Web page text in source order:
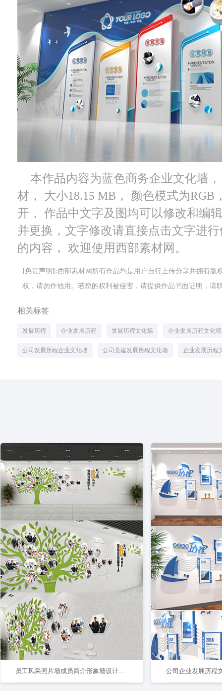
本作品内容为蓝色商务企业文化墙
材， 大小18.15 MB， 颜色模式为RGB
开， 作品中文字及图均可以修改和编
并更换，文字修改请直接点击文字进
的内容， 欢迎使用西部素材网。
[免责声明]:西部素材网所有作品均是用户自行上传分享并拥有
权，请勿作他用。若您的权利被侵害，请提供作品书面证明，请
相关标签
发展历程 企业发展历程 发展历程文化墙 企业发展历程文化墙
公司发展历程企业文化墙 公司党建发展历程文化墙 企业发展历程
员工风采照片墙成员简介形象墙设计文化墙 公司企业发展历程